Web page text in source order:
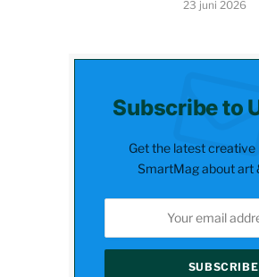
23 juni 2026
Subscribe to
Get the latest creative
SmartMag about art